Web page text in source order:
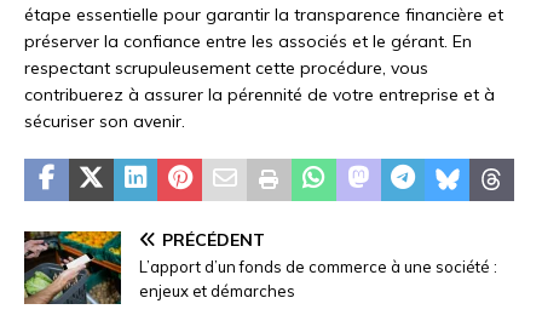
étape essentielle pour garantir la transparence financière et
préserver la confiance entre les associés et le gérant. En
respectant scrupuleusement cette procédure, vous
contribuerez à assurer la pérennité de votre entreprise et à
sécuriser son avenir.
PRÉCÉDENT
L’apport d’un fonds de commerce à une société :
enjeux et démarches